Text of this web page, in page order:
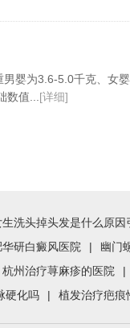
婴为3.6-5.0千克、女
值... [详细]
生洗头掉头发是什么原因
研白癜风医院 | 幽门
杭州治疗荨麻疹的医院 |
硬化吗 | 植发治疗疤痕